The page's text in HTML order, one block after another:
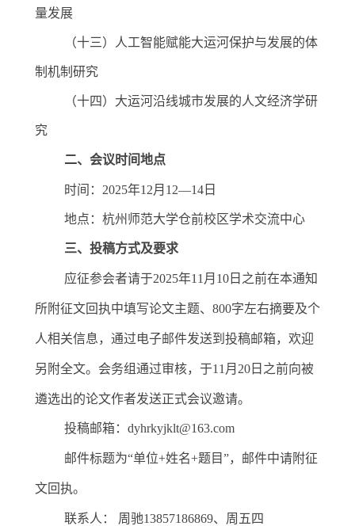
量发展
（十三）人工智能赋能大运河保护与发展的体
制机制研究
（十四）大运河沿线城市发展的人文经济学研
究
二、会议时间地点
时间 ： 2025年12月 12—14 日
地点 ：杭州师范大学仓前校区学术交流中心
三、投稿方式及要求
应征参会者请于2025年11 月 10 日之前在本通知
所附征文回执中填写论文主题、 800字左右摘要及个
人相关信息， 通过电子邮件发送到投稿邮箱， 欢迎
另附全文。 会务组通过审核，于11 月 20 日之前向被
遴选出的论文作者发送正式会议邀请。
投稿邮箱： dyhrkyjklt@163.com
邮件标题为“单位+姓名+题目”，邮件中请附征
文回执。
联系人 ： 周驰13857186869、周五四